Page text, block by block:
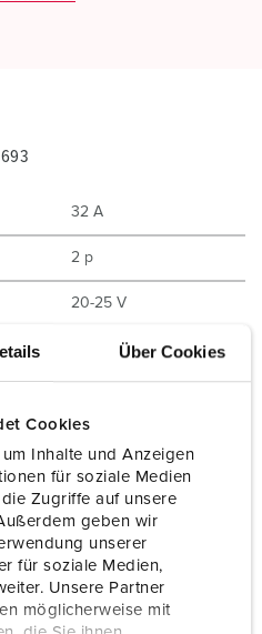
Über Cookies
Cookies
Inhalte und Anzeigen
für soziale Medien
Zugriffe auf unsere
geben wir
unserer
für soziale Medien,
Unsere Partner
möglicherweise mit
32 A
2 p
20-25 V
50-60 Hz
IP44
75x75 mm
128 g